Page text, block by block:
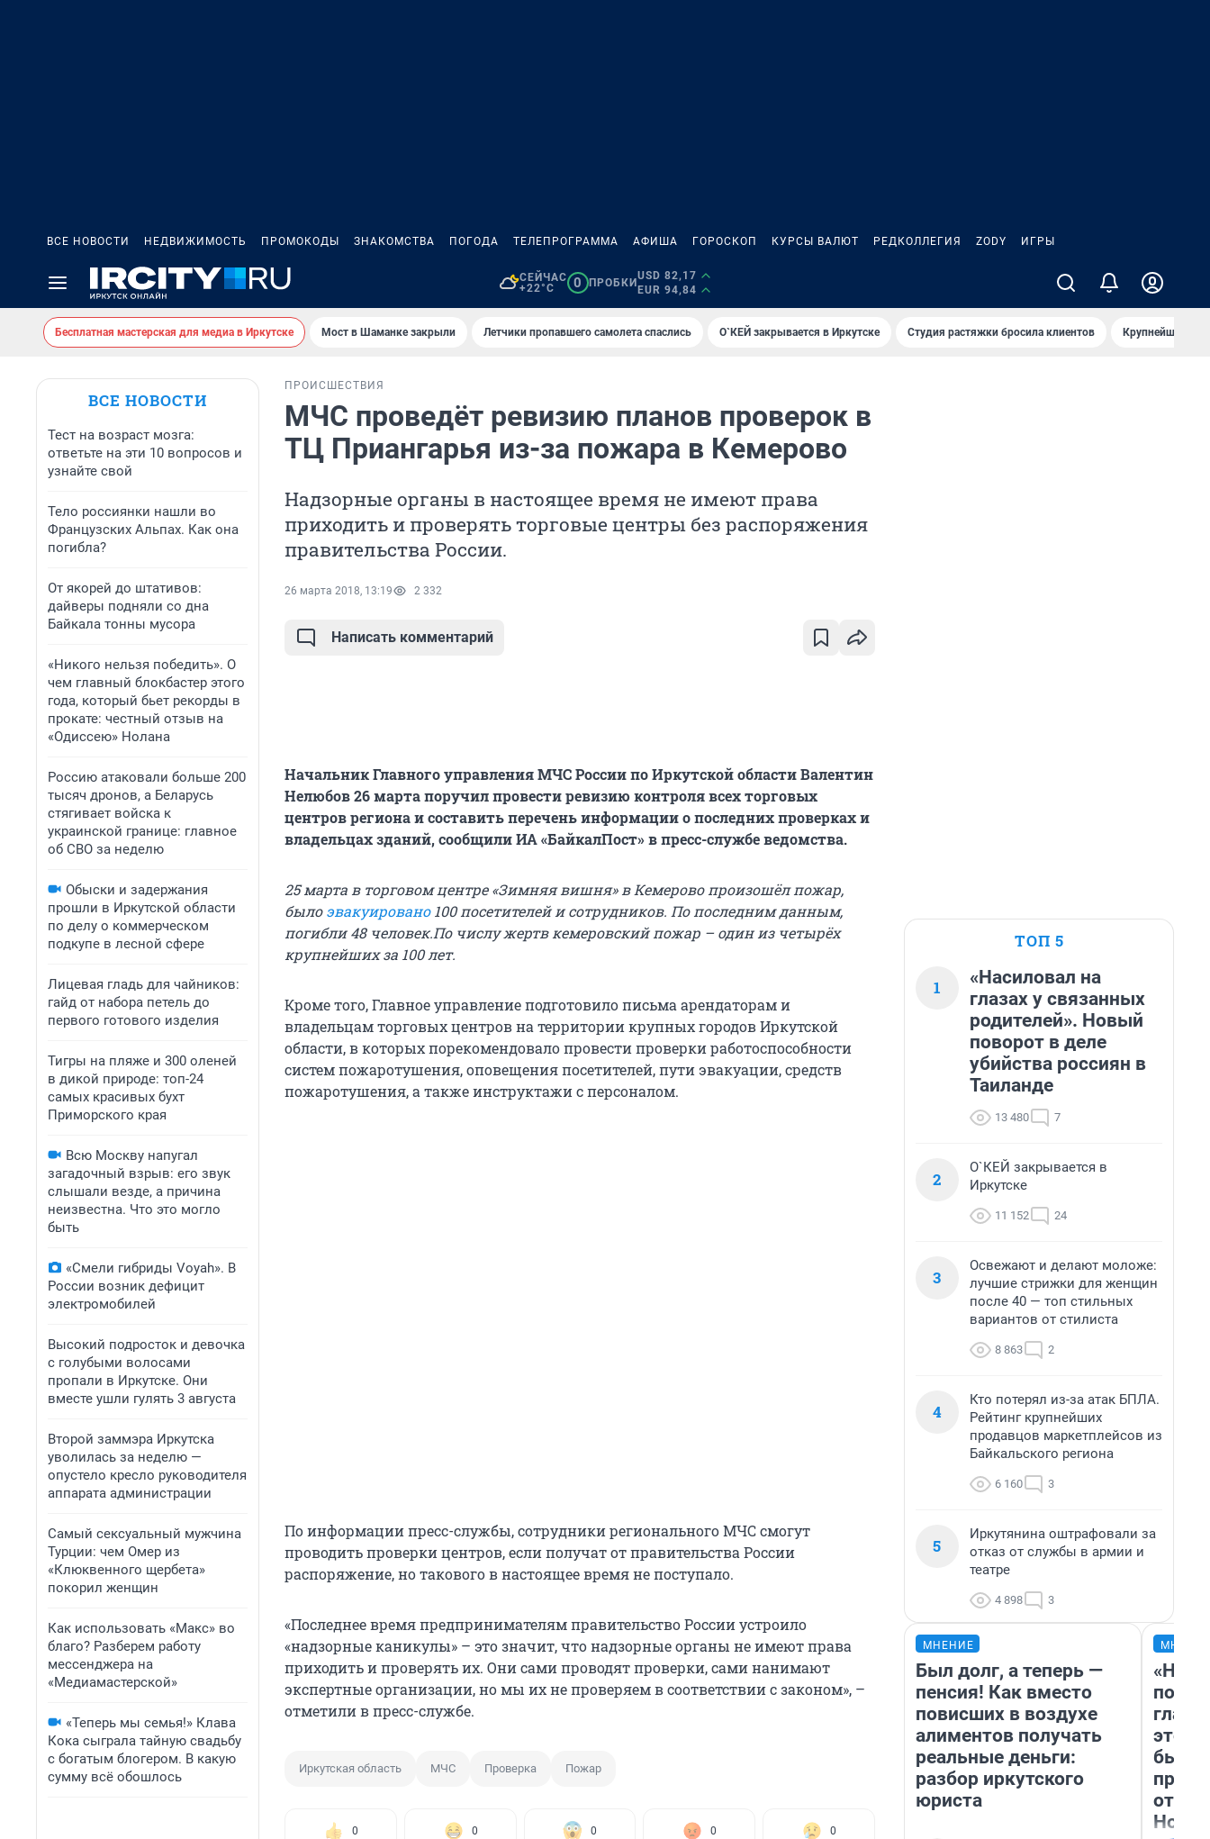
ВСЕ НОВОСТИ НЕДВИЖИМОСТЬ ПРОМОКОДЫ ЗНАКОМСТВА ПОГОДА ТЕЛЕПРОГРАММА АФИША ГОРОСКОП КУРСЫ ВАЛЮТ РЕДКОЛЛЕГИЯ ZODY ИГРЫ
СЕЙЧАС
+22°C
0 ПРОБКИ
USD 82,17
EUR 94,84
Бесплатная мастерская для медиа в Иркутске Мост в Шаманке закрыли Летчики пропавшего самолета спаслись О`КЕЙ закрывается в Иркутске Студия растяжки бросила клиентов Крупнейшие
ВСЕ НОВОСТИ
Тест на возраст мозга:
ответьте на эти 10 вопросов и
узнайте свой
Тело россиянки нашли во
Французских Альпах. Как она
погибла?
От якорей до штативов:
дайверы подняли со дна
Байкала тонны мусора
«Никого нельзя победить». О
чем главный блокбастер этого
года, который бьет рекорды в
прокате: честный отзыв на
«Одиссею» Нолана
Россию атаковали больше 200
тысяч дронов, а Беларусь
стягивает войска к
украинской границе: главное
об СВО за неделю
Обыски и задержания
прошли в Иркутской области
по делу о коммерческом
подкупе в лесной сфере
Лицевая гладь для чайников:
гайд от набора петель до
первого готового изделия
Тигры на пляже и 300 оленей
в дикой природе: топ-24
самых красивых бухт
Приморского края
Всю Москву напугал
загадочный взрыв: его звук
слышали везде, а причина
неизвестна. Что это могло
быть
«Смели гибриды Voyah». В
России возник дефицит
электромобилей
Высокий подросток и девочка
с голубыми волосами
пропали в Иркутске. Они
вместе ушли гулять 3 августа
Второй заммэра Иркутска
уволилась за неделю —
опустело кресло руководителя
аппарата администрации
Самый сексуальный мужчина
Турции: чем Омер из
«Клюквенного щербета»
покорил женщин
Как использовать «Макс» во
благо? Разберем работу
мессенджера на
«Медиамастерской»
«Теперь мы семья!» Клава
Кока сыграла тайную свадьбу
с богатым блогером. В какую
сумму всё обошлось
ПРОИСШЕСТВИЯ
МЧС проведёт ревизию планов проверок в
ТЦ Приангарья из-за пожара в Кемерово
Надзорные органы в настоящее время не имеют права
приходить и проверять торговые центры без распоряжения
правительства России.
26 марта 2018, 13:19 2 332
Написать комментарий
Начальник Главного управления МЧС России по Иркутской области Валентин
Нелюбов 26 марта поручил провести ревизию контроля всех торговых
центров региона и составить перечень информации о последних проверках и
владельцах зданий, сообщили ИА «БайкалПост» в пресс-службе ведомства.
25 марта в торговом центре «Зимняя вишня» в Кемерово произошёл пожар,
былоэвакуировано100 посетителей и сотрудников. По последним данным,
погибли 48 человек.По числу жертв кемеровский пожар – один из четырёх
крупнейших за 100 лет.
Кроме того, Главное управление подготовило письма арендаторам и
владельцам торговых центров на территории крупных городов Иркутской
области, в которых порекомендовало провести проверки работоспособности
систем пожаротушения, оповещения посетителей, пути эвакуации, средств
пожаротушения, а также инструктажи с персоналом.
По информации пресс-службы, сотрудники регионального МЧС смогут
проводить проверки центров, если получат от правительства России
распоряжение, но такового в настоящее время не поступало.
«Последнее время предпринимателям правительство России устроило
«надзорные каникулы» – это значит, что надзорные органы не имеют права
приходить и проверять их. Они сами проводят проверки, сами нанимают
экспертные организации, но мы их не проверяем в соответствии с законом», –
отметили в пресс-службе.
Иркутская область МЧС Проверка Пожар
0 0 0 0 0
ТОП 5
1
«Насиловал на
глазах у связанных
родителей». Новый
поворот в деле
убийства россиян в
Таиланде
13 480 7
2
О`КЕЙ закрывается в
Иркутске
11 152 24
3
Освежают и делают моложе:
лучшие стрижки для женщин
после 40 — топ стильных
вариантов от стилиста
8 863 2
4
Кто потерял из-за атак БПЛА.
Рейтинг крупнейших
продавцов маркетплейсов из
Байкальского региона
6 160 3
5
Иркутянина оштрафовали за
отказ от службы в армии и
театре
4 898 3
МНЕНИЕ
Был долг, а теперь —
пенсия! Как вместо
повисших в воздухе
алиментов получать
реальные деньги:
разбор иркутского
юриста
этого
бьет